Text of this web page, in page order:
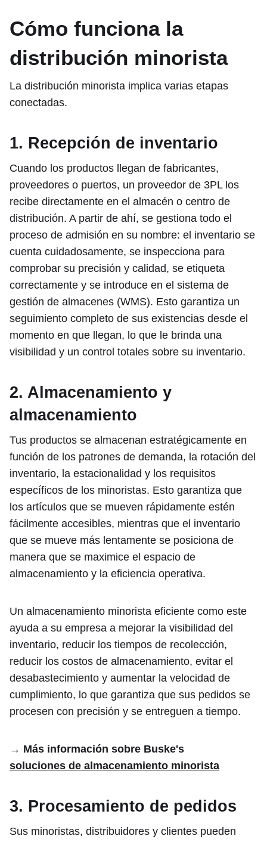
Cómo funciona la
distribución minorista
La distribución minorista implica varias etapas
conectadas.
1. Recepción de inventario
Cuando los productos llegan de fabricantes,
proveedores o puertos, un proveedor de 3PL los
recibe directamente en el almacén o centro de
distribución. A partir de ahí, se gestiona todo el
proceso de admisión en su nombre: el inventario se
cuenta cuidadosamente, se inspecciona para
comprobar su precisión y calidad, se etiqueta
correctamente y se introduce en el sistema de
gestión de almacenes (WMS). Esto garantiza un
seguimiento completo de sus existencias desde el
momento en que llegan, lo que le brinda una
visibilidad y un control totales sobre su inventario.
2. Almacenamiento y
almacenamiento
Tus productos se almacenan estratégicamente en
función de los patrones de demanda, la rotación del
inventario, la estacionalidad y los requisitos
específicos de los minoristas. Esto garantiza que
los artículos que se mueven rápidamente estén
fácilmente accesibles, mientras que el inventario
que se mueve más lentamente se posiciona de
manera que se maximice el espacio de
almacenamiento y la eficiencia operativa.
Un almacenamiento minorista eficiente como este
ayuda a su empresa a mejorar la visibilidad del
inventario, reducir los tiempos de recolección,
reducir los costos de almacenamiento, evitar el
desabastecimiento y aumentar la velocidad de
cumplimiento, lo que garantiza que sus pedidos se
procesen con precisión y se entreguen a tiempo.
→ Más información sobre Buske's
soluciones de almacenamiento minorista
3. Procesamiento de pedidos
Sus minoristas, distribuidores y clientes pueden